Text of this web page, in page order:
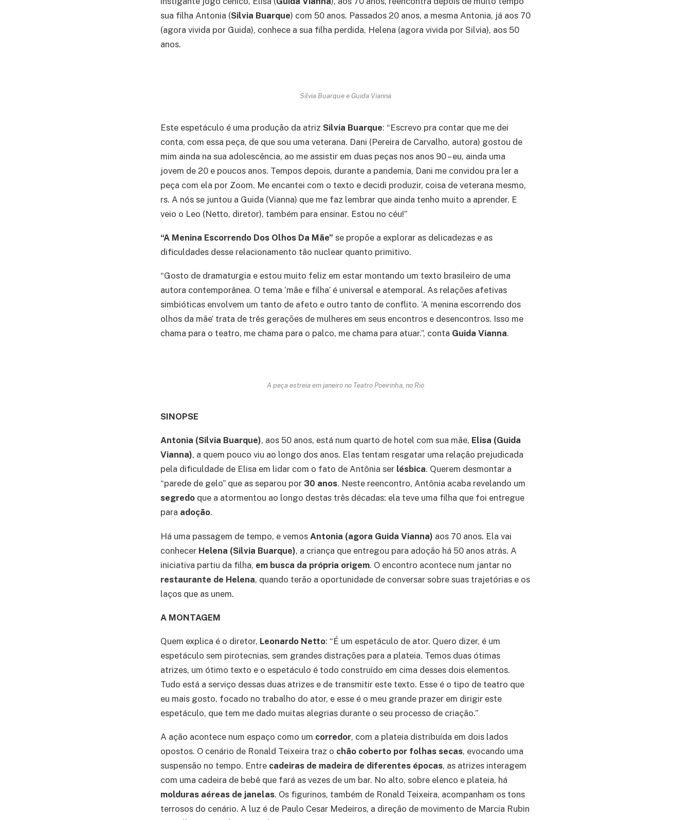
sua filha Antonia (Silvia Buarque) com 50 anos. Passados 20 anos, a mesma Antonia, já aos 70
(agora vivida por Guida), conhece a sua filha perdida, Helena (agora vivida por Silvia), aos 50
anos.
Silvia Buarque e Guida Vianna
Este espetáculo é uma produção da atriz Silvia Buarque: “Escrevo pra contar que me dei
conta, com essa peça, de que sou uma veterana. Dani (Pereira de Carvalho, autora) gostou de
mim ainda na sua adolescência, ao me assistir em duas peças nos anos 90 – eu, ainda uma
jovem de 20 e poucos anos. Tempos depois, durante a pandemia, Dani me convidou pra ler a
peça com ela por Zoom. Me encantei com o texto e decidi produzir, coisa de veterana mesmo,
rs. A nós se juntou a Guida (Vianna) que me faz lembrar que ainda tenho muito a aprender. E
veio o Leo (Netto, diretor), também para ensinar. Estou no céu!”
“A Menina Escorrendo Dos Olhos Da Mãe” se propõe a explorar as delicadezas e as
dificuldades desse relacionamento tão nuclear quanto primitivo.
“Gosto de dramaturgia e estou muito feliz em estar montando um texto brasileiro de uma
autora contemporânea. O tema ‘mãe e filha’ é universal e atemporal. As relações afetivas
simbióticas envolvem um tanto de afeto e outro tanto de conflito. ‘A menina escorrendo dos
olhos da mãe’ trata de três gerações de mulheres em seus encontros e desencontros. Isso me
chama para o teatro, me chama para o palco, me chama para atuar.”, conta Guida Vianna.
A peça estreia em janeiro no Teatro Poeirinha, no Rio
SINOPSE
Antonia (Silvia Buarque), aos 50 anos, está num quarto de hotel com sua mãe, Elisa (Guida
Vianna), a quem pouco viu ao longo dos anos. Elas tentam resgatar uma relação prejudicada
pela dificuldade de Elisa em lidar com o fato de Antônia ser lésbica. Querem desmontar a
“parede de gelo” que as separou por 30 anos. Neste reencontro, Antônia acaba revelando um
segredo que a atormentou ao longo destas três décadas: ela teve uma filha que foi entregue
para adoção.
Há uma passagem de tempo, e vemos Antonia (agora Guida Vianna) aos 70 anos. Ela vai
conhecer Helena (Silvia Buarque), a criança que entregou para adoção há 50 anos atrás. A
iniciativa partiu da filha, em busca da própria origem. O encontro acontece num jantar no
restaurante de Helena, quando terão a oportunidade de conversar sobre suas trajetórias e os
laços que as unem.
A MONTAGEM
Quem explica é o diretor, Leonardo Netto: “É um espetáculo de ator. Quero dizer, é um
espetáculo sem pirotecnias, sem grandes distrações para a plateia. Temos duas ótimas
atrizes, um ótimo texto e o espetáculo é todo construído em cima desses dois elementos.
Tudo está a serviço dessas duas atrizes e de transmitir este texto. Esse é o tipo de teatro que
eu mais gosto, focado no trabalho do ator, e esse é o meu grande prazer em dirigir este
espetáculo, que tem me dado muitas alegrias durante o seu processo de criação.”
A ação acontece num espaço como um corredor, com a plateia distribuída em dois lados
opostos. O cenário de Ronald Teixeira traz o chão coberto por folhas secas, evocando uma
suspensão no tempo. Entre cadeiras de madeira de diferentes épocas, as atrizes interagem
com uma cadeira de bebê que fará as vezes de um bar. No alto, sobre elenco e plateia, há
molduras aéreas de janelas. Os figurinos, também de Ronald Teixeira, acompanham os tons
terrosos do cenário. A luz é de Paulo Cesar Medeiros, a direção de movimento de Marcia Rubin